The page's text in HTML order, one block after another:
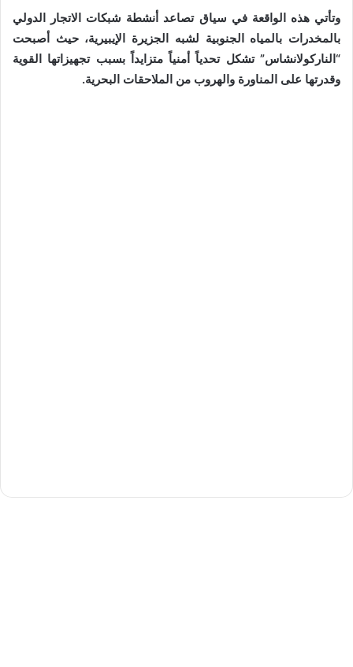
وتأتي هذه الواقعة في سياق تصاعد أنشطة شبكات الاتجار الدولي
بالمخدرات بالمياه الجنوبية لشبه الجزيرة الإيبيرية، حيث أصبحت
“الناركولانشاس” تشكل تحدياً أمنياً متزايداً بسبب تجهيزاتها القوية
وقدرتها على المناورة والهروب من الملاحقات البحرية.